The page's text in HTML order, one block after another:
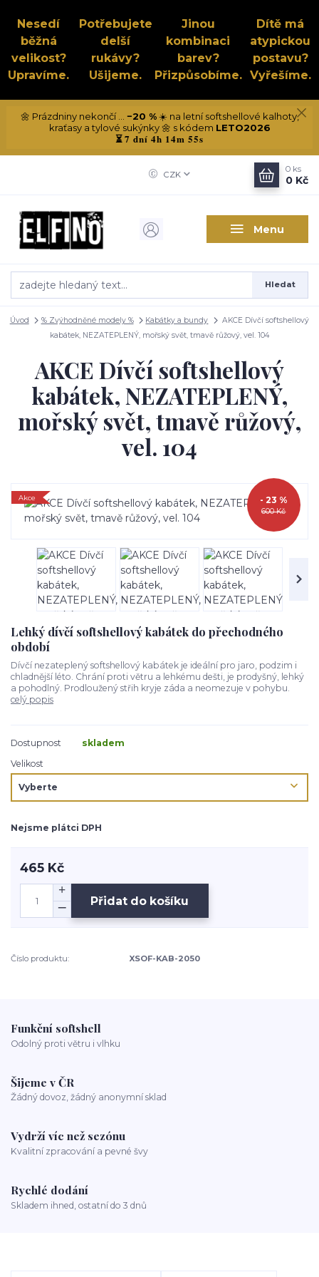
Nesedí
běžná
velikost?
Upravíme.
Potřebujete
delší
rukávy?
Ušijeme.
Jinou
kombinaci
barev?
Přizpůsobíme.
Dítě má
atypickou
postavu?
Vyřešíme.
🌼 Prázdniny nekončí ... −20 %☀️ na letní softshellové kalhoty,
kraťasy a tylové sukýnky 🌼 s kódem LETO2026
⏳7 dní 4h 14m 54s
Menu
CZK
Hledat
0 ks
0 Kč
Úvod % Zvýhodněné modely % Kabátky a bundy
AKCE Dívčí softshellový
kabátek, NEZATEPLENÝ, mořský svět, tmavě růžový, vel. 104
AKCE Dívčí softshellový
kabátek, NEZATEPLENÝ,
mořský svět, tmavě růžový,
vel. 104
Akce
600 Kč
- 23 %
Lehký dívčí softshellový kabátek do přechodného
období
Dívčí nezateplený softshellový kabátek je ideální pro jaro, podzim i
chladnější léto. Chrání proti větru a lehkému dešti, je prodyšný, lehký
a pohodlný. Prodloužený střih kryje záda a neomezuje v pohybu.
celý popis
Dostupnost
skladem
Velikost
Nejsme plátci DPH
465 Kč
Přidat do košíku
Číslo produktu: XSOF-KAB-2050
Funkční softshell
Odolný proti větru i vlhku
Šijeme v ČR
Žádný dovoz, žádný anonymní sklad
Vydrží víc než sezónu
Kvalitní zpracování a pevné švy
Rychlé dodání
Skladem ihned, ostatní do 3 dnů